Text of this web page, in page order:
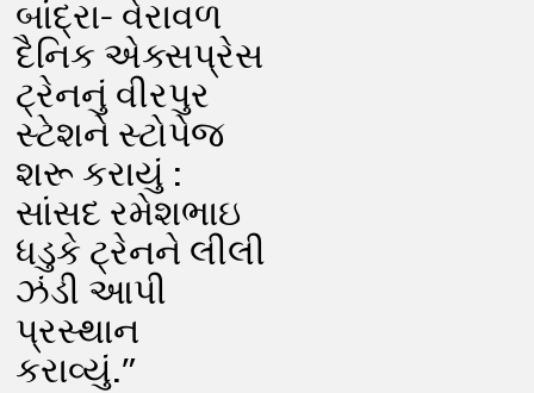
બાંદ્રા- વેરાવળ
દૈનિક એક્સપ્રેસ
ટ્રેનનું વીરપુર
સ્ટેશને સ્ટોપેજ
શરૂ કરાયું :
સાંસદ રમેશભાઇ
ધડુકે ટ્રેનને લીલી
ઝંડી આપી
પ્રસ્થાન
કરાવ્યું.”